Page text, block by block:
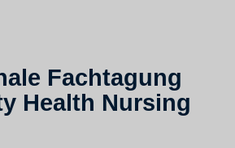
Fachtagung
Health Nursing